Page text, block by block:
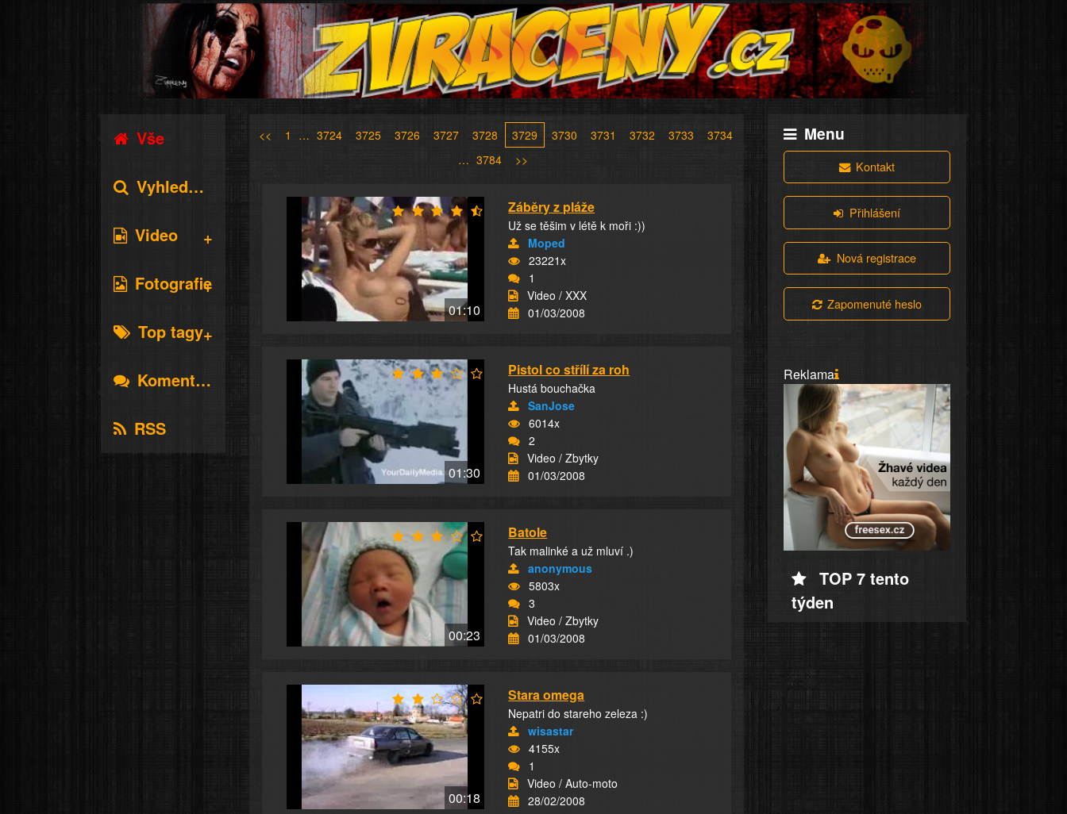
Vše
Vyhledávání
Video
Fotografie
Top tagy
Komentáře
RSS
<< 1 … 3724 3725 3726 3727 3728 3729 3730 3731 3732 3733
3734
… 3784 >>
01:10
Záběry z pláže
Už se těšim v létě k moři :))
Moped
23221x
1
Video / XXX
01/03/2008
01:30
Pistol co střílí za roh
Hustá bouchačka
SanJose
6014x
2
Video / Zbytky
01/03/2008
00:23
Batole
Tak malinké a už mluví .)
anonymous
5803x
3
Video / Zbytky
01/03/2008
00:18
Stara omega
Nepatri do stareho zeleza :)
wisastar
4155x
1
Video / Auto-moto
28/02/2008
Menu
Kontakt
Přihlášení
Nová registrace
Zapomenuté heslo
Reklama
TOP 7 tento
týden